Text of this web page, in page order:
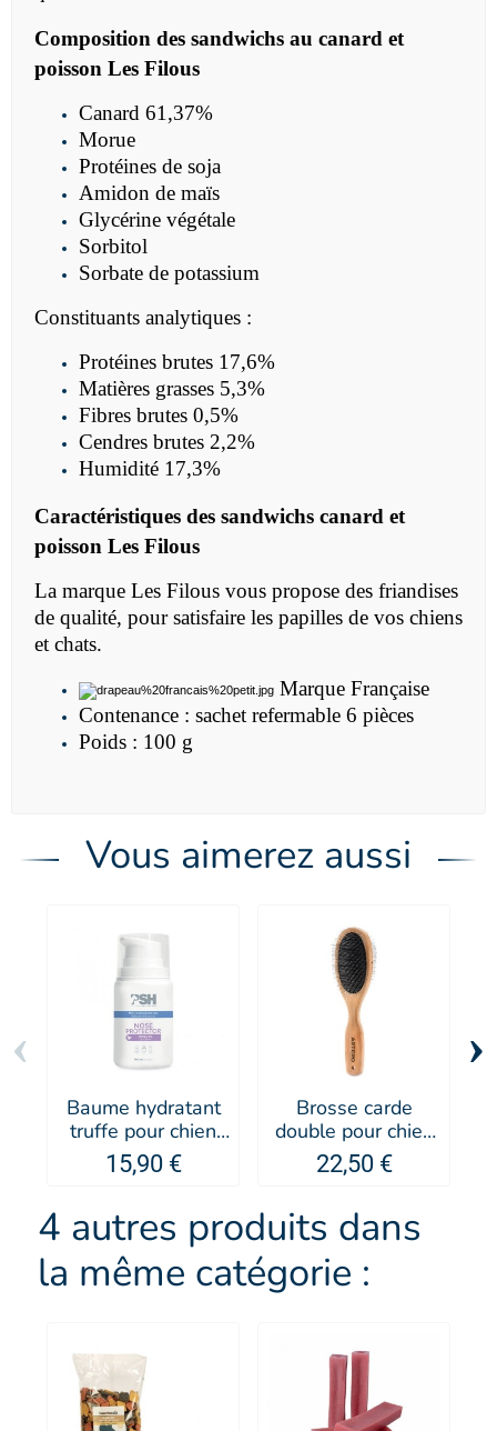
Composition des sandwichs au canard et
poisson Les Filous
Canard 61,37%
Morue
Protéines de soja
Amidon de maïs
Glycérine végétale
Sorbitol
Sorbate de potassium
Constituants analytiques :
Protéines brutes 17,6%
Matières grasses 5,3%
Fibres brutes 0,5%
Cendres brutes 2,2%
Humidité 17,3%
Caractéristiques des sandwichs canard et
poisson Les Filous
La marque Les Filous vous propose des friandises
de qualité, pour satisfaire les papilles de vos chiens
et chats.
Marque Française
Contenance : sachet refermable 6 pièces
Poids : 100 g
Vous aimerez aussi
Baume hydratant
truffe pour chien
Nose Protector -
PSH
15,90 €
Brosse carde
double pour chien
et chat à poils fins
- Artero
22,50 €
‹ ›
4 autres produits dans
la même catégorie :